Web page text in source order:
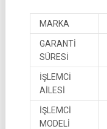
MARKA
GARANTİ
SÜRESİ
İŞLEMCİ
AİLESİ
İŞLEMCİ
MODELİ